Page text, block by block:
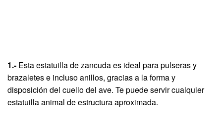
1.- Esta estatuilla de zancuda es ideal para pulseras y
brazaletes e incluso anillos, gracias a la forma y
disposición del cuello del ave. Te puede servir cualquier
estatuilla animal de estructura aproximada.